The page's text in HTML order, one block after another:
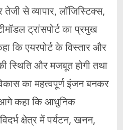
से व्यापार, लॉजिस्टिक्स,
ट्रांसपोर्ट का प्रमुख
कि एयरपोर्ट के विस्तार और
स्थिति और मजबूत होगी तथा
का महत्वपूर्ण इंजन बनकर
आगे कहा कि आधुनिक
क्षेत्र में पर्यटन, खनन,